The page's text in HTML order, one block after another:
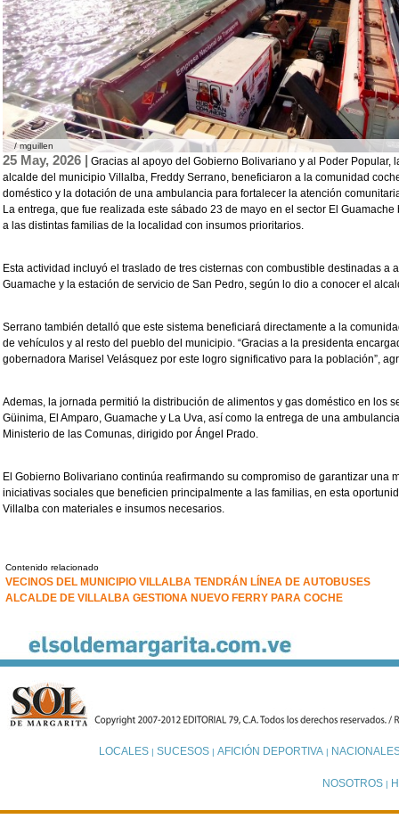
/ mguillen
25 May, 2026 | Gracias al apoyo del Gobierno Bolivariano y al Poder Popular,
alcalde del municipio Villalba, Freddy Serrano, beneficiaron a la comunidad
doméstico y la dotación de una ambulancia para fortalecer la atención
La entrega, que fue realizada este sábado 23 de mayo en el sector El
a las distintas familias de la localidad con insumos prioritarios.
Esta actividad incluyó el traslado de tres cisternas con combustible destinadas a
Guamache y la estación de servicio de San Pedro, según lo dio a conocer el
Serrano también detalló que este sistema beneficiará directamente a la
de vehículos y al resto del pueblo del municipio. “Gracias a la presidenta
gobernadora Marisel Velásquez por este logro significativo para la población”,
Ademas, la jornada permitió la distribución de alimentos y gas doméstico en los
Güinima, El Amparo, Guamache y La Uva, así como la entrega de una
Ministerio de las Comunas, dirigido por Ángel Prado.
El Gobierno Bolivariano continúa reafirmando su compromiso de garantizar una
iniciativas sociales que beneficien principalmente a las familias, en esta
Villalba con materiales e insumos necesarios.
Contenido relacionado
VECINOS DEL MUNICIPIO VILLALBA TENDRÁN LÍNEA DE AUTOBUSES
ALCALDE DE VILLALBA GESTIONA NUEVO FERRY PARA COCHE
LOCALES| SUCESOS| AFICIÓN DEPORTIVA|
NOSOTROS |